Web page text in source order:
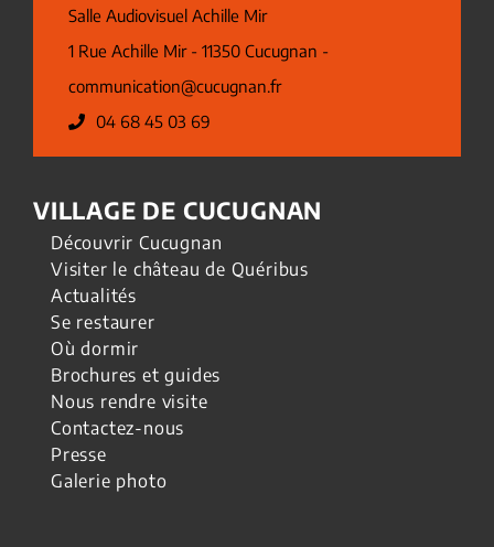
Salle Audiovisuel Achille Mir
1 Rue Achille Mir - 11350 Cucugnan -
communication@cucugnan.fr
04 68 45 03 69
VILLAGE DE CUCUGNAN
Découvrir Cucugnan
Visiter le château de Quéribus
Actualités
Se restaurer
Où dormir
Brochures et guides
Nous rendre visite
Contactez-nous
Presse
Galerie photo